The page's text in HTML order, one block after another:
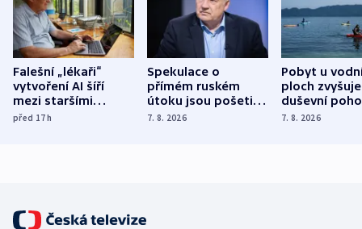
Falešní „lékaři“
vytvoření AI šíří
mezi staršími
Poláky nebezpečné
před 17h
Spekulace o
přímém ruském
útoku jsou pošetilé,
míní estonský
7. 8. 2026
Pobyt u
ploch zvyšuje
duševní
ukázala
7. 8. 2026